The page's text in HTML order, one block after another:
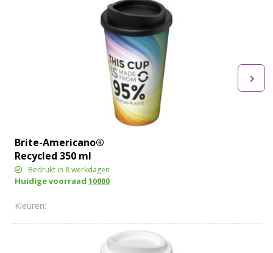
Brite-Americano®
Recycled 350 ml
geïsoleerde beker
Bedrukt in 8 werkdagen
Huidige voorraad10000